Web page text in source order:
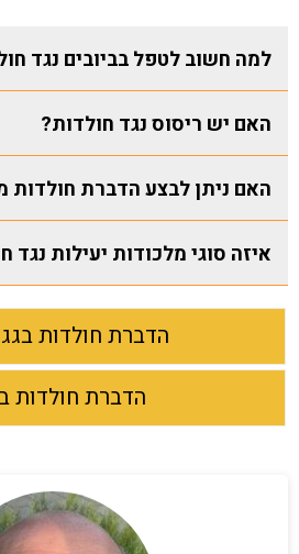
למה חשוב לטפל בביובים נגד
האם יש ריסוס נגד חולדות?
האם ניתן לבצע הדברת חולדות
איזה סוגי מלכודות יעילות נגד
הדברת חולדות
הדברת חולדות